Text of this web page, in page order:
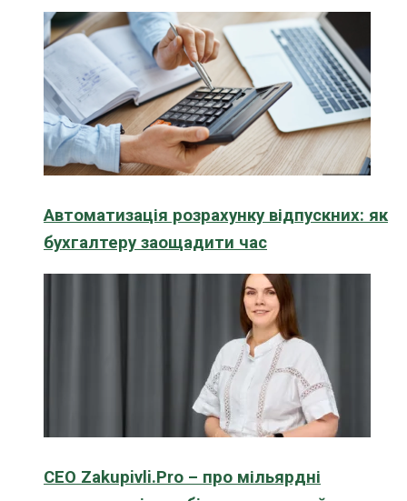
Автоматизація розрахунку відпускних: як
бухгалтеру заощадити час
CEO Zakupivli.Pro – про мільярдні